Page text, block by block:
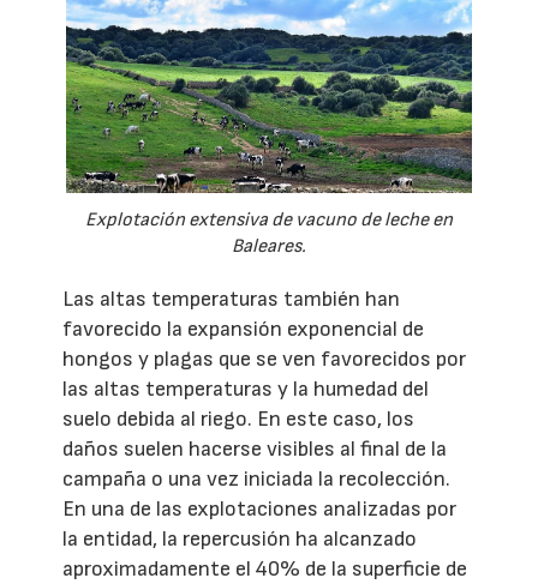
Explotación extensiva de vacuno de leche en
Baleares.
Las altas temperaturas también han
favorecido la expansión exponencial de
hongos y plagas que se ven favorecidos por
las altas temperaturas y la humedad del
suelo debida al riego. En este caso, los
daños suelen hacerse visibles al final de la
campaña o una vez iniciada la recolección.
En una de las explotaciones analizadas por
la entidad, la repercusión ha alcanzado
aproximadamente el 40% de la superficie de